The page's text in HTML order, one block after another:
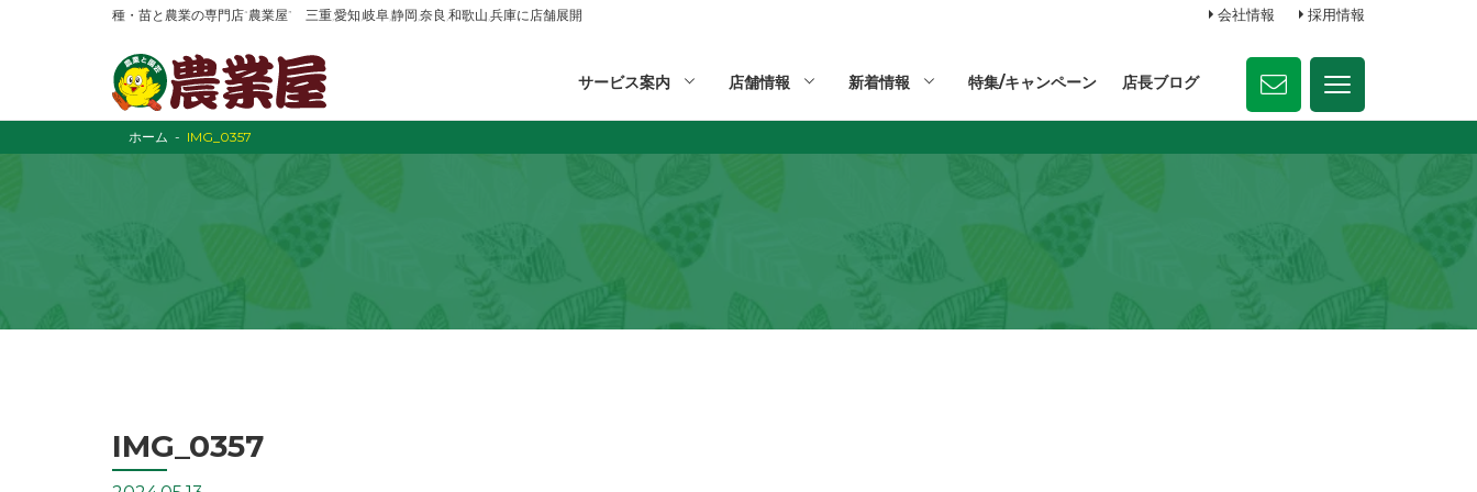
種・苗と農業の専門店“農業屋” 三重,愛知,岐阜,静岡,奈良,和歌山,兵庫に店舗展開 会社情報 採用情報
サービス案内 店舗情報 新着情報 特集/キャンペーン 店長ブログ
ホーム IMG_0357
IMG_0357